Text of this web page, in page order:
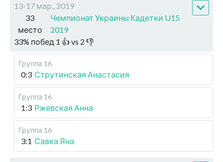
13-17 мар., 2019
33
место
Чемпионат Украины Кадетки U15
2019
33% побед 1 👍 vs 2 👎
Группа 16
0:3 Струтинская Анастасия
Группа 16
1:3 Ржевская Анна
Группа 16
3:1 Савка Яна